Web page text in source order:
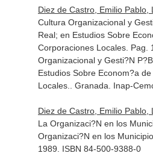
Diez de Castro, Emilio Pablo,
Cultura Organizacional y
Real; en Estudios Sobre
Corporaciones Locales. Pag.
Organizacional y Gesti?N
Estudios Sobre Econom?a
Locales.
. Granada. Inap-
Diez de Castro, Emilio Pablo,
La Organizaci?N en los
Organizaci?N en los
1989. ISBN 84-500-9388-0